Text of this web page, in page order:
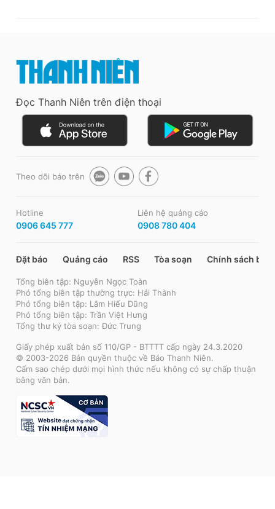
Đọc Thanh Niên trên điện thoại
Theo dõi báo trên
Hotline
0906 645 777
Liên hệ quảng cáo
0908 780 404
Đặt báo Quảng cáo RSS Tòa soạn Chính sách bảo
Tổng biên tập: Nguyễn Ngọc Toàn
Phó tổng biên tập thường trực: Hải Thành
Phó tổng biên tập: Lâm Hiếu Dũng
Phó tổng biên tập: Trần Việt Hưng
Tổng thư ký tòa soạn: Đức Trung
Giấy phép xuất bản số 110/GP - BTTTT cấp ngày 24.3.2020
© 2003-2026 Bản quyền thuộc về Báo Thanh Niên.
Cấm sao chép dưới mọi hình thức nếu không có sự chấp thuận
bằng văn bản.